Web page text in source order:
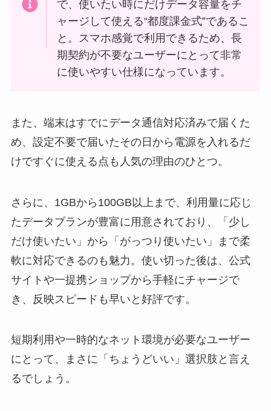
で、使いたい時にだけデータ容量をチ
ャージして使える“都度課金式”であるこ
と。スマホ感覚で利用できるため、長
期契約が不要なユーザーにとって非常
に使いやすい仕様になっています。
また、端末はすでにデータ通信対応済みで届くた
め、設定不要で届いたその日から電源を入れるだ
けですぐに使える点も人気の理由のひとつ。
さらに、1GBから100GB以上まで、利用量に応じ
たデータプランが豊富に用意されており、「少し
だけ使いたい」から「がっつり使いたい」まで柔
軟に対応できるのも魅力。使い切った後は、公式
サイトや一提携ショップから手軽にチャージで
き、反映スピードも早いと好評です。
短期利用や一時的なネット環境が必要なユーザー
にとって、まさに「ちょうどいい」選択肢と言え
るでしょう。